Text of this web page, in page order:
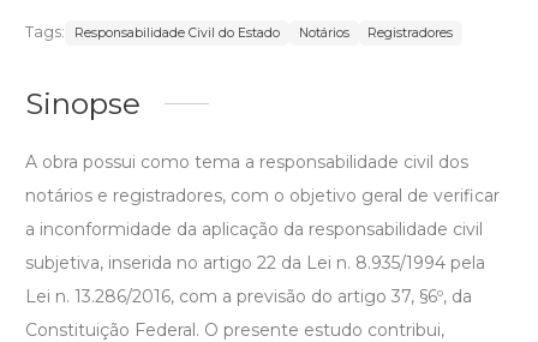
Tags: Responsabilidade Civil do Estado Notários Registradores
Sinopse
A obra possui como tema a responsabilidade civil dos
notários e registradores, com o objetivo geral de verificar
a inconformidade da aplicação da responsabilidade civil
subjetiva, inserida no artigo 22 da Lei n. 8.935/1994 pela
Lei n. 13.286/2016, com a previsão do artigo 37, §6º, da
Constituição Federal. O presente estudo contribui,